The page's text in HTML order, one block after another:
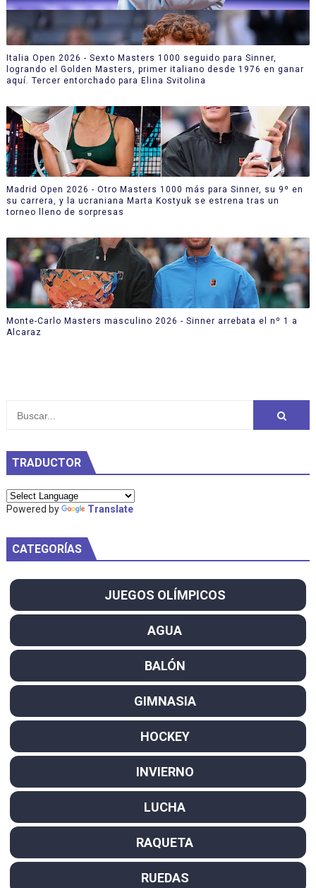
Italia Open 2026 - Sexto Masters 1000 seguido para Sinner,
logrando el Golden Masters, primer italiano desde 1976 en ganar
aquí. Tercer entorchado para Elina Svitolina
Madrid Open 2026 - Otro Masters 1000 más para Sinner, su 9º en
su carrera, y la ucraniana Marta Kostyuk se estrena tras un
torneo lleno de sorpresas
Monte-Carlo Masters masculino 2026 - Sinner arrebata el nº 1 a
Alcaraz
TRADUCTOR
Powered by Translate
CATEGORÍAS
JUEGOS OLÍMPICOS
AGUA
BALÓN
GIMNASIA
HOCKEY
INVIERNO
LUCHA
RAQUETA
RUEDAS